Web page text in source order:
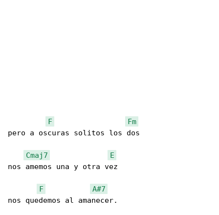
F
Fm
pero a oscuras solitos los dos
Cmaj7
E
nos amemos una y otra vez
F
A#7
nos quedemos al amanecer.